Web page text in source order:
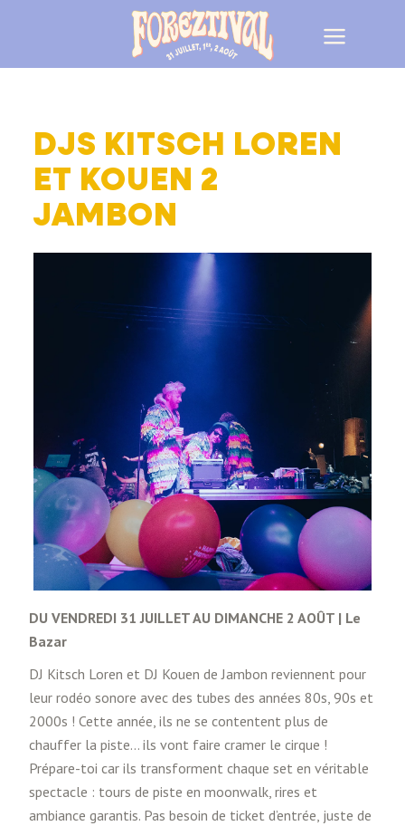
DJS KITSCH LOREN
ET KOUEN 2
JAMBON
DU VENDREDI 31 JUILLET AU DIMANCHE 2 AOÛT | Le
Bazar
DJ Kitsch Loren et DJ Kouen de Jambon reviennent pour
leur rodéo sonore avec des tubes des années 80s, 90s et
2000s ! Cette année, ils ne se contentent plus de
chauffer la piste… ils vont faire cramer le cirque !
Prépare-toi car ils transforment chaque set en véritable
spectacle : tours de piste en moonwalk, rires et
ambiance garantis. Pas besoin de ticket d’entrée, juste de